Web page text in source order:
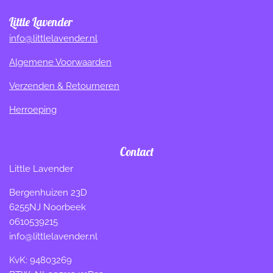
Little Lavender
info@littlelavender.nl
Algemene Voorwaarden
Verzenden & Retourneren
Herroeping
Contact
Little Lavender
Bergenhuizen 23D
6255NJ Noorbeek
0610539215
info@littlelavender.nl
KvK: 94803269